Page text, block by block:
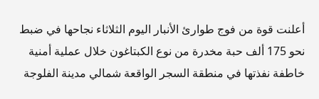
أعلنت قوة من فوج طوارئ الأنبار اليوم الثلاثاء نجاحها في ضبط
نحو 175 ألف حبة مخدرة من نوع الكبتاغون خلال عملية أمنية
خاطفة نفذتها في منطقة السجر الواقعة شمالي مدينة الفلوجة